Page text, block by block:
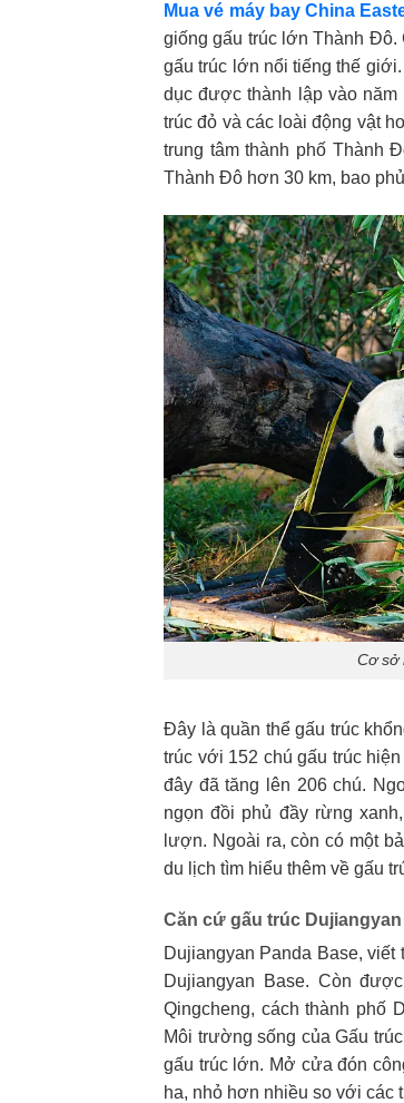
Mua vé máy bay China
giống gấu trúc lớn Thành
gấu trúc lớn nổi tiếng thế
dục được thành lập vào
trúc đỏ và các loài động vật
trung tâm thành phố Thành
Thành Đô hơn 30 km, bao
Cơ sở
Đây là quần thể gấu trúc
trúc với 152 chú gấu trúc
đây đã tăng lên 206 chú.
ngọn đồi phủ đầy rừng
lượn. Ngoài ra, còn có một
du lịch tìm hiểu thêm về gấu
Căn cứ gấu trúc Dujiangyan
Dujiangyan Panda Base, viết
Dujiangyan Base. Còn
Qingcheng, cách thành phố
Môi trường sống của Gấu
gấu trúc lớn. Mở cửa đón
ha, nhỏ hơn nhiều so với các